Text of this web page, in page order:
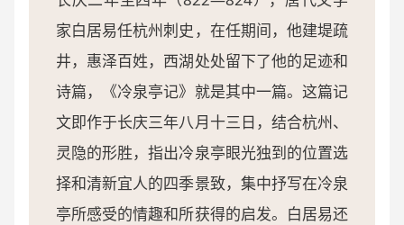
家白居易任杭州刺史，在任期间，他建堤疏
井，惠泽百姓，西湖处处留下了他的足迹和
诗篇，《冷泉亭记》就是其中一篇。这篇记
文即作于长庆三年八月十三日，结合杭州、
灵隐的形胜，指出冷泉亭眼光独到的位置选
择和清新宜人的四季景致，集中抒写在冷泉
亭所感受的情趣和所获得的启发。白居易还